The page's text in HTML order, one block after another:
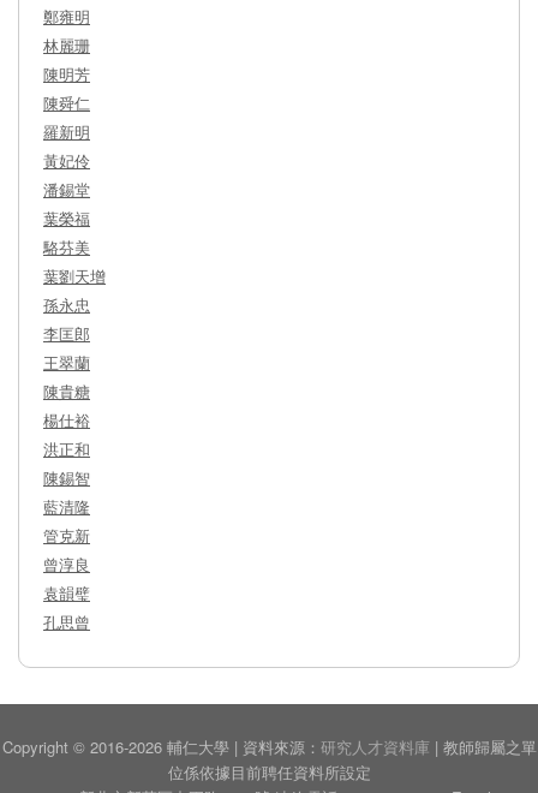
鄭雍明
林麗珊
陳明芳
陳舜仁
羅新明
黃妃伶
潘錫堂
葉榮福
駱芬美
葉劉天增
孫永忠
李匡郎
王翠蘭
陳貴糖
楊仕裕
洪正和
陳錫智
藍清隆
管克新
曾淳良
袁韻璧
孔思曾
Copyright © 2016-2026 輔仁大學 | 資料來源： 研究人才資料庫 | 教師歸屬之單
位係依據目前聘任資料所設定